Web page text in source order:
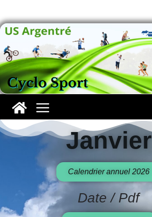
Janvier
Janvier
Calendrier annuel 2026
Date / Pdf